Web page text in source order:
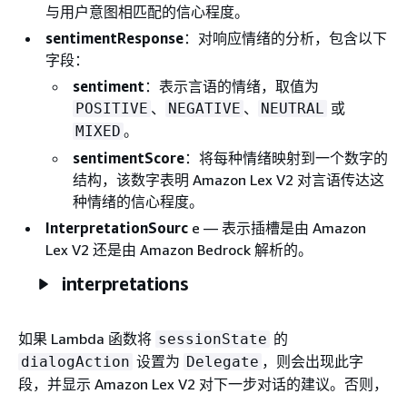
与用户意图相匹配的信心程度。
sentimentResponse：对响应情绪的分析，包含以下
字段：
sentiment ：表示言语的情绪，取值为
POSITIVE 、 NEGATIVE 、 NEUTRAL 或
MIXED 。
sentimentScore：将每种情绪映射到一个数字的
结构，该数字表明 Amazon Lex V2 对言语传达这
种情绪的信心程度。
InterpretationSourc e — 表示插槽是由 Amazon
Lex V2 还是由 Amazon Bedrock 解析的。
interpretations
如果 Lambda 函数将 sessionState 的
dialogAction 设置为 Delegate ，则会出现此字
段，并显示 Amazon Lex V2 对下一步对话的建议。否则，